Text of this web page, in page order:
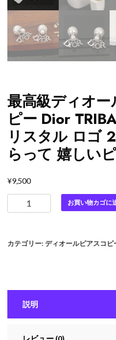
最高級ディオー
ピー Dior
リスタル ロゴ
らって 嬉しい
¥9,500
高
ィ
パ
お買い物カゴに
カテゴリー: ディオールピアスコピ
説明